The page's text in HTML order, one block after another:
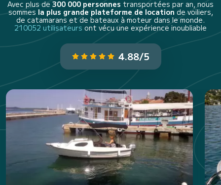
Avec plus de300 000 personnes transportées par an, nous
sommes la plus grande plateforme de location de voiliers,
de catamarans et de bateaux à moteur dans le monde.
210052 utilisateurs ont vécu une expérience inoubliable
4.88/5